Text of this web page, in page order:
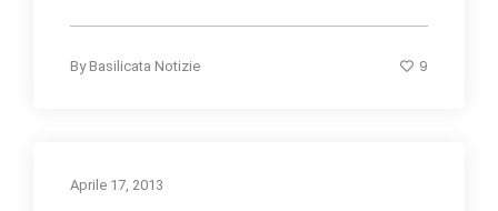
By Basilicata Notizie 9
Aprile 17, 2013